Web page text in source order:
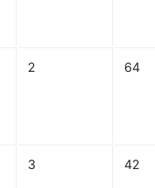
2 64
3 42